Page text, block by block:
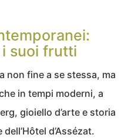
suoi frutti
non fine a se stessa, ma
in tempi moderni, a
gioiello d’arte e storia
d’Assézat.